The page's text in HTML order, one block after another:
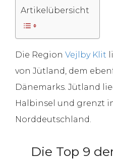
Artikelübersicht
Die Region Vejlby Klit
von Jütland, dem
Dänemarks. Jütland
Halbinsel und grenzt
Norddeutschland.
Die Top 9